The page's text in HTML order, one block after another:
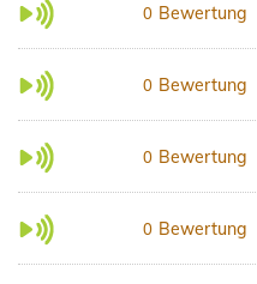
0 Bewertung
0 Bewertung
0 Bewertung
0 Bewertung